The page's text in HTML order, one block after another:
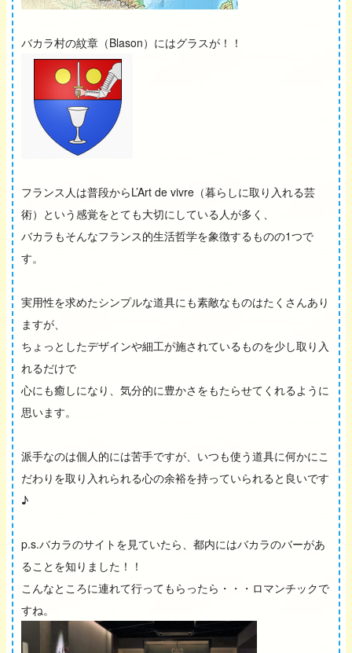
バカラ村の紋章（Blason）にはグラスが！！
フランス人は普段からL’Art de vivre（暮らしに取り入れる芸
術）という感覚をとても大切にしている人が多く、
バカラもそんなフランス的生活哲学を象徴するものの1つで
す。
実用性を求めたシンプルな道具にも素敵なものはたくさんあり
ますが、
ちょっとしたデザインや細工が施されているものを少し取り入
れるだけで
心にも癒しになり、気分的に豊かさをもたらせてくれるように
思います。
派手なのは個人的には苦手ですが、いつも使う道具に何かにこ
だわりを取り入れられる心の余裕を持っていられると良いです
♪
p.s.バカラのサイトを見ていたら、都内にはバカラのバーがあ
ることを知りました！！
こんなところに連れて行ってもらったら・・・ロマンチックで
すね。